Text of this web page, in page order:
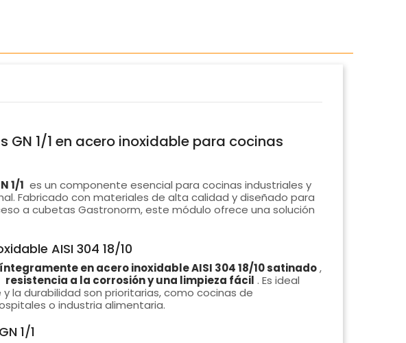
GN 1/1 en acero inoxidable para cocinas
1/1 es un componente esencial para cocinas industriales y
Fabricado con materiales de alta calidad y diseñado para
a cubetas Gastronorm, este módulo ofrece una solución
AISI 304 18/10
en acero inoxidable AISI 304 18/10 satinado ,
resistencia a la corrosión y una limpieza fácil . Es ideal
la durabilidad son prioritarias, como cocinas de
o industria alimentaria.
1/1